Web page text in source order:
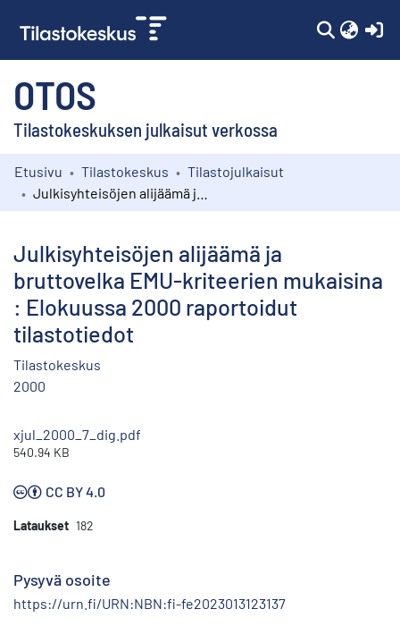
OTOS
Tilastokeskuksen julkaisut verkossa
Kokoelmat
Etusivu Tilastokeskus
Tilastojulkaisut
Julkisyhteisöjen alijäämä ja
bruttovelka EMU-kriteerien mukaisina
: Elokuussa 2000 raportoidut
tilastotiedot
Tilastokeskus
2000
xjul_2000_7_dig.pdf
540.94 KB
CC BY 4.0
Lataukset 182
Pysyvä osoite
https://urn.fi/URN:NBN:fi-fe2023013123137